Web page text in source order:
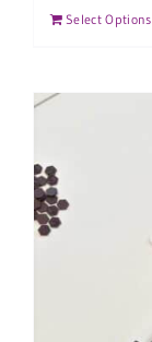
Select Options